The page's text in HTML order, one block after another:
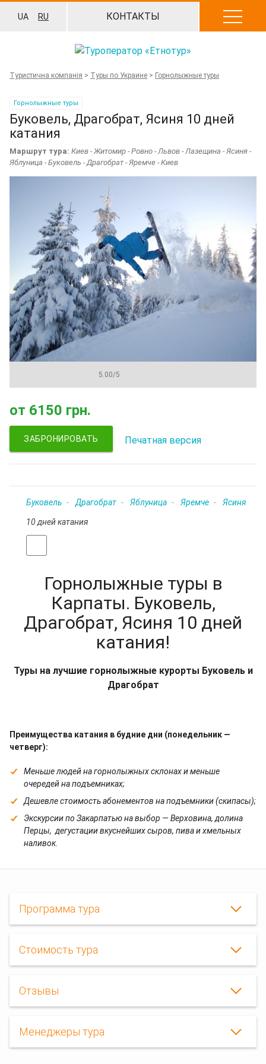
UA RU КОНТАКТЫ
Туристична компанія > Туры по Украине > Горнолыжные туры
Горнолыжные туры
Буковель, Драгобрат, Ясиня 10 дней
катания
Маршрут тура: Киев - Житомир - Ровно - Львов - Лазещина - Ясиня -
Яблуница - Буковель - Драгобрат - Яремче - Киев
5.00/5
от 6150 грн.
ЗАБРОНИРОВАТЬ Печатная версия
Буковель Драгобрат Яблуница Яремче Ясиня
10 дней катания
Горнолыжные туры в
Карпаты. Буковель,
Драгобрат, Ясиня 10 дней
катания!
Туры на лучшие горнолыжные курорты Буковель и
Драгобрат
Преимущества катания в будние дни (понедельник —
четверг):
Меньше людей на горнолыжных склонах и меньше
очередей на подъемниках;
Дешевле стоимость абонементов на подъемники (скипасы);
Экскурсии по Закарпатью на выбор — Верховина, долина
Перцы, дегустации вкуснейших сыров, пива и хмельных
наливок.
Программа тура
Стоимость тура
горнолыжные
Отзывы
Менеджеры тура